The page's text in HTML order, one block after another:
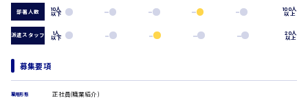
介護・医療系
医師
介護職
看護師
オフィスワーク系
貿易事務
広島市南区
時給1300円～
部署人数 10人
以下
100人
以上
派遣スタッフ 1人
以下
20人
以上
募集要項
雇用形態 正社員(職業紹介)